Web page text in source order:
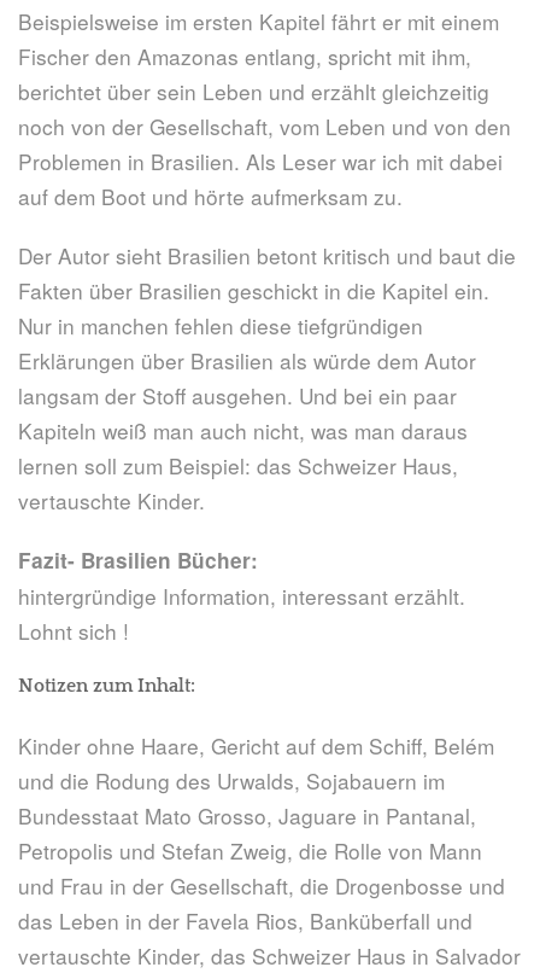
Beispielsweise im ersten Kapitel fährt er mit einem
Fischer den Amazonas entlang, spricht mit ihm,
berichtet über sein Leben und erzählt gleichzeitig
noch von der Gesellschaft, vom Leben und von den
Problemen in Brasilien. Als Leser war ich mit dabei
auf dem Boot und hörte aufmerksam zu.
Der Autor sieht Brasilien betont kritisch und baut die
Fakten über Brasilien geschickt in die Kapitel ein.
Nur in manchen fehlen diese tiefgründigen
Erklärungen über Brasilien als würde dem Autor
langsam der Stoff ausgehen. Und bei ein paar
Kapiteln weiß man auch nicht, was man daraus
lernen soll zum Beispiel: das Schweizer Haus,
vertauschte Kinder.
Fazit- Brasilien Bücher:
hintergründige Information, interessant erzählt.
Lohnt sich !
Notizen zum Inhalt:
Kinder ohne Haare, Gericht auf dem Schiff, Belém
und die Rodung des Urwalds, Sojabauern im
Bundesstaat Mato Grosso, Jaguare in Pantanal,
Petropolis und Stefan Zweig, die Rolle von Mann
und Frau in der Gesellschaft, die Drogenbosse und
das Leben in der Favela Rios, Banküberfall und
vertauschte Kinder, das Schweizer Haus in Salvador